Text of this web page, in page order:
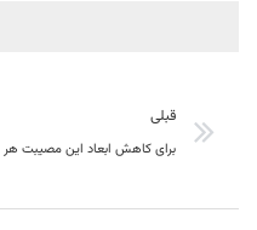
قبلی